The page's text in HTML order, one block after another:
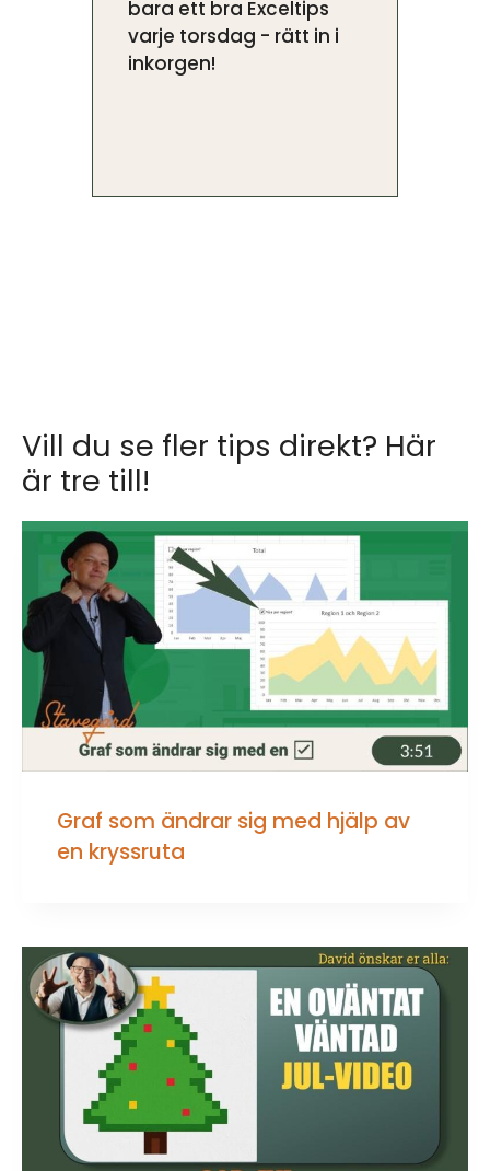
bara ett bra Exceltips
varje torsdag - rätt in i
inkorgen!
Vill du se fler tips direkt? Här
är tre till!
Graf som ändrar sig med hjälp av
en kryssruta